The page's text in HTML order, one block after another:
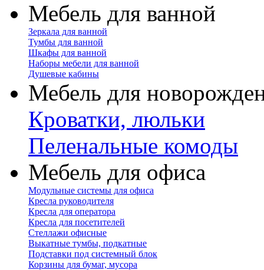
Мебель для ванной
Зеркала для ванной
Тумбы для ванной
Шкафы для ванной
Наборы мебели для ванной
Душевые кабины
Мебель для
Кроватки, люльки
Пеленальные комоды
Мебель для офиса
Модульные системы для офиса
Кресла руководителя
Кресла для оператора
Кресла для посетителей
Стеллажи офисные
Выкатные тумбы, подкатные
Подставки под системный блок
Корзины для бумаг, мусора